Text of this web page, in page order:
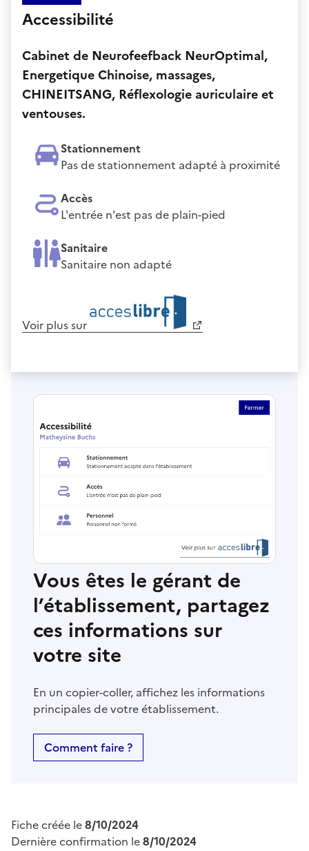
Accessibilité
Cabinet de Neurofeefback NeurOptimal,
Energetique Chinoise, massages,
CHINEITSANG, Réflexologie auriculaire et
ventouses.
Stationnement
Pas de stationnement adapté à proximité
Accès
L'entrée n'est pas de plain-pied
Sanitaire
Sanitaire non adapté
Voir plus sur
Vous êtes le gérant de
l’établissement, partagez
ces informations sur
votre site
En un copier-coller, affichez les informations
principales de votre établissement.
Comment faire ?
Fiche créée le8/10/2024
Dernière confirmation le8/10/2024